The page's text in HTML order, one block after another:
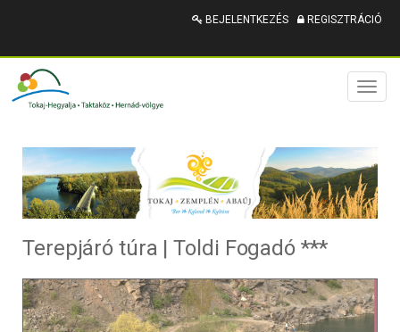
BEJELENTKEZÉS REGISZTRÁCIÓ
Terepjáró túra | Toldi Fogadó ***